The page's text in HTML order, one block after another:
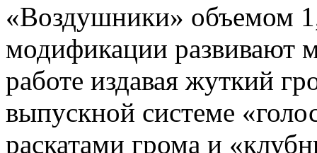
«Воздушники» объемом
модификации развивают
работе издавая жуткий
выпускной системе
раскатами грома и